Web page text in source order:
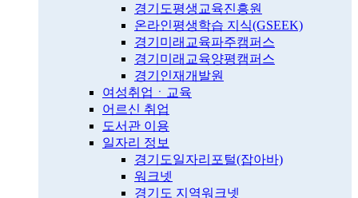
경기도평생교육진흥원
온라인평생학습 지식(GSEEK)
경기미래교육파주캠퍼스
경기미래교육양평캠퍼스
경기인재개발원
여성취업ㆍ교육
어르신 취업
도서관 이용
일자리 정보
경기도일자리포털(잡아바)
워크넷
경기도 지역워크넷